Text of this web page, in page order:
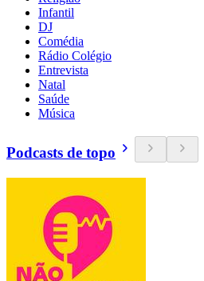
Infantil
DJ
Comédia
Rádio Colégio
Entrevista
Natal
Saúde
Música
Podcasts de topo